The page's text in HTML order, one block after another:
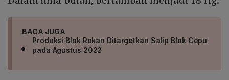
BACA JUGA
Produksi Blok Rokan Ditargetkan Salip Blok Cepu
pada Agustus 2022